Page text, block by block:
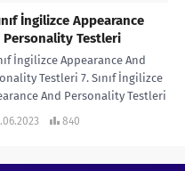
İngilizce Appearance
Personality Testleri
İngilizce Appearance And
Testleri 7. Sınıf İngilizce
And Personality Testleri
840